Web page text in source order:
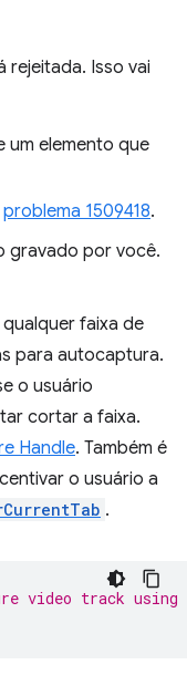
rejeitada. Isso vai
um elemento que
problema 1509418.
gravado por você.
faixa de
para autocaptura.
o usuário
cortar a faixa.
Handle. Também é
o usuário a
.
video track using